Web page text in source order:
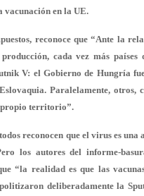
vacunación en la UE.
reconoce que “Ante la
cada vez más países
V: el Gobierno de Hungría
Paralelamente, otros,
propio territorio”.
reconocen que el virus es una
los autores del informe-
“la realidad es que las
deliberadamente la